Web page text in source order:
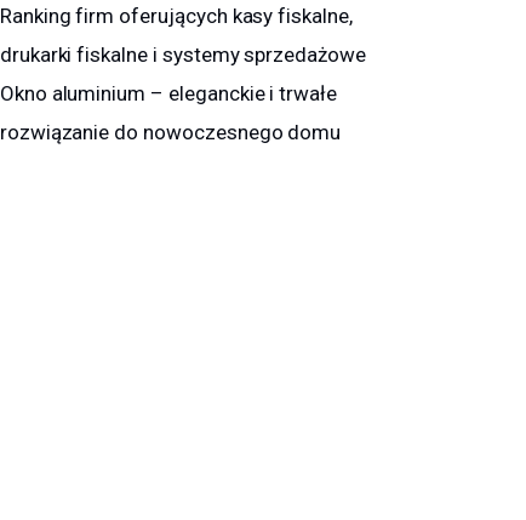
Ranking firm oferujących kasy fiskalne,
drukarki fiskalne i systemy sprzedażowe
Okno aluminium – eleganckie i trwałe
rozwiązanie do nowoczesnego domu